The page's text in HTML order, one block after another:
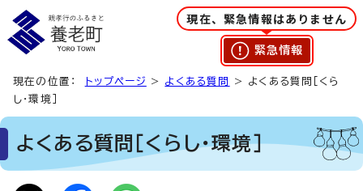
現在、緊急情報はありません
緊急情報
現在の位置： トップページ > よくある質問
> よくある質問［くら
し・環境］
よくある質問［くらし・環境］